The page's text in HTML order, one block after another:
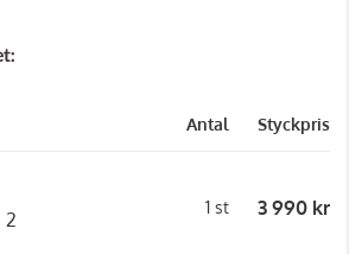
Antal Styckpris
2
1 st 3 990 kr